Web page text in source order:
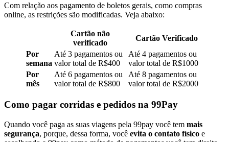
Com relação aos pagamento de boletos gerais, como compras
online, as restrições são modificadas. Veja abaixo:
Cartão não
verificado
Cartão Verificado
Por
semana
Até 3 pagamentos ou
valor total de R$400
Até 4 pagamentos ou
valor total de R$1000
Por
mês
Até 6 pagamentos ou
valor total de R$800
Até 8 pagamentos ou
valor total de R$2000
Como pagar corridas e pedidos na 99Pay
Quando você paga as suas viagens pela 99pay você tem mais
segurança, porque, dessa forma, você evita o contato físico e